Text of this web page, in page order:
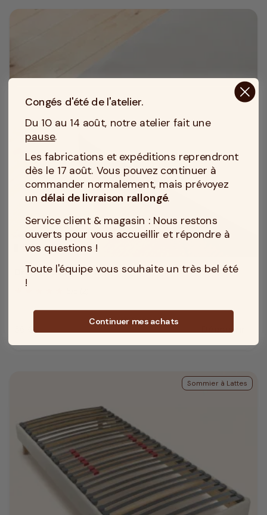
MADE IN TOURCOING
Drap Housse 130x180
36 € Découvrir
Sommier à Lattes
Congés d'été de l'atelier.
Du 10 au 14 août, notre atelier fait une
pause.
Les fabrications et expéditions reprendront
dès le 17 août. Vous pouvez continuer à
commander normalement, mais prévoyez
un délai de livraison rallongé.
Service client & magasin : Nous restons
ouverts pour vous accueillir et répondre à
vos questions !
Toute l'équipe vous souhaite un très bel été
!
Continuer mes achats